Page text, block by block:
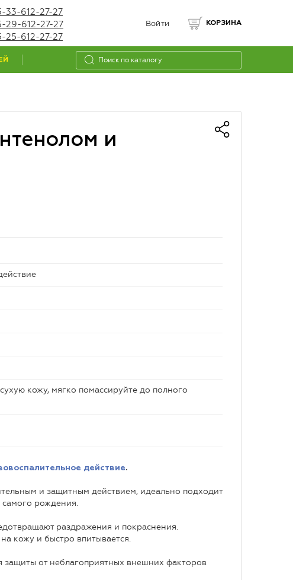
33-612-27-27
29-612-27-27
25-612-27-27
Войти КОРЗИНА
и
кожу, мягко помассируйте до полного
действие.
и защитным действием, идеально подходит
самого рождения.
раздражения и покраснения.
кожу и быстро впитывается.
защиты от неблагоприятных внешних факторов